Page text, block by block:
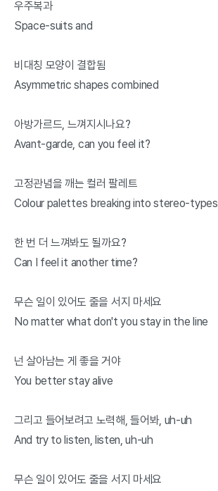
우주복과
Space-suits and
비대칭 모양이 결합됨
Asymmetric shapes combined
아방가르드, 느껴지시나요?
Avant-garde, can you feel it?
고정관념을 깨는 컬러 팔레트
Colour palettes breaking into stereo-types
한 번 더 느껴봐도 될까요?
Can I feel it another time?
무슨 일이 있어도 줄을 서지 마세요
No matter what don't you stay in the line
넌 살아남는 게 좋을 거야
You better stay alive
그리고 들어보려고 노력해, 들어봐, uh-uh
And try to listen, listen, uh-uh
무슨 일이 있어도 줄을 서지 마세요